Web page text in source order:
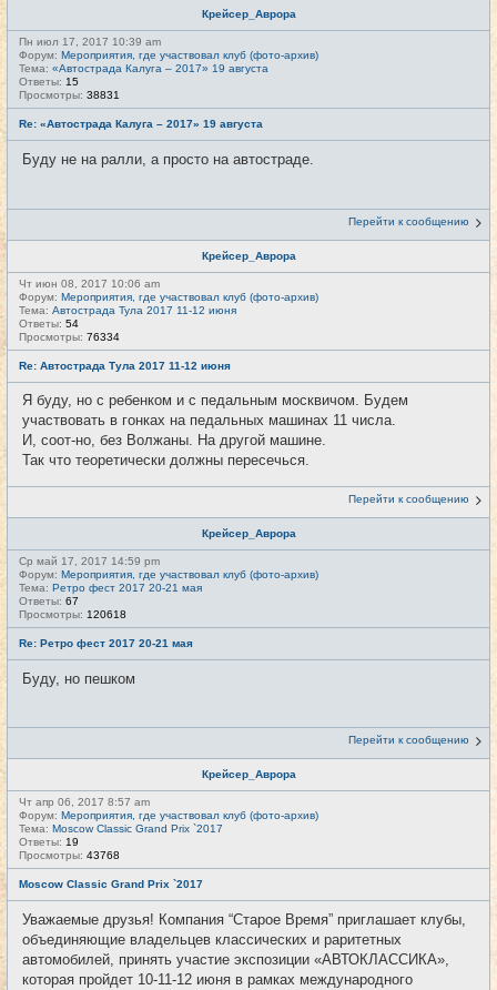
Крейсер_Аврора
Пн июл 17, 2017 10:39 am
Форум: Мероприятия, где участвовал клуб (фото-архив)
Тема: «Автострада Калуга – 2017» 19 августа
Ответы: 15
Просмотры: 38831
Re: «Автострада Калуга – 2017» 19 августа
Буду не на ралли, а просто на автостраде.
Перейти к сообщению
Крейсер_Аврора
Чт июн 08, 2017 10:06 am
Форум: Мероприятия, где участвовал клуб (фото-архив)
Тема: Автострада Тула 2017 11-12 июня
Ответы: 54
Просмотры: 76334
Re: Автострада Тула 2017 11-12 июня
Я буду, но с ребенком и с педальным москвичом. Будем
участвовать в гонках на педальных машинах 11 числа.
И, соот-но, без Волжаны. На другой машине.
Так что теоретически должны пересечься.
Перейти к сообщению
Крейсер_Аврора
Ср май 17, 2017 14:59 pm
Форум: Мероприятия, где участвовал клуб (фото-архив)
Тема: Ретро фест 2017 20-21 мая
Ответы: 67
Просмотры: 120618
Re: Ретро фест 2017 20-21 мая
Буду, но пешком
Перейти к сообщению
Крейсер_Аврора
Чт апр 06, 2017 8:57 am
Форум: Мероприятия, где участвовал клуб (фото-архив)
Тема: Moscow Classic Grand Prix `2017
Ответы: 19
Просмотры: 43768
Moscow Classic Grand Prix `2017
Уважаемые друзья! Компания “Старое Время” приглашает клубы,
объединяющие владельцев классических и раритетных
автомобилей, принять участие экспозиции «АВТОКЛАССИКА»,
которая пройдет 10-11-12 июня в рамках международного